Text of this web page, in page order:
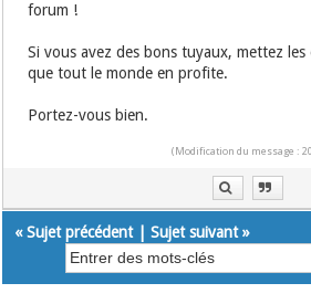
forum !
Si vous avez des bons tuyaux, mettez
que tout le monde en profite.
Portez-vous bien.
(Modification du message :
«Sujet précédent|Sujet suivant»